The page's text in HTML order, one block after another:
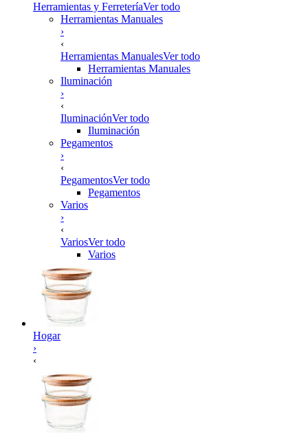
Herramientas y FerreteríaVer todo
Herramientas Manuales
›
‹
Herramientas ManualesVer todo
Herramientas Manuales
Iluminación
›
‹
IluminaciónVer todo
Iluminación
Pegamentos
›
‹
PegamentosVer todo
Pegamentos
Varios
›
‹
VariosVer todo
Varios
Hogar
›
‹